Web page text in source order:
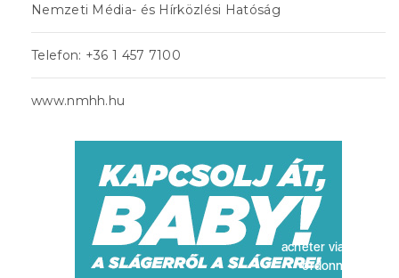
Nemzeti Média- és Hírközlési Hatóság
Telefon: +36 1 457 7100
www.nmhh.hu
acheter viagra sans
ordonnance